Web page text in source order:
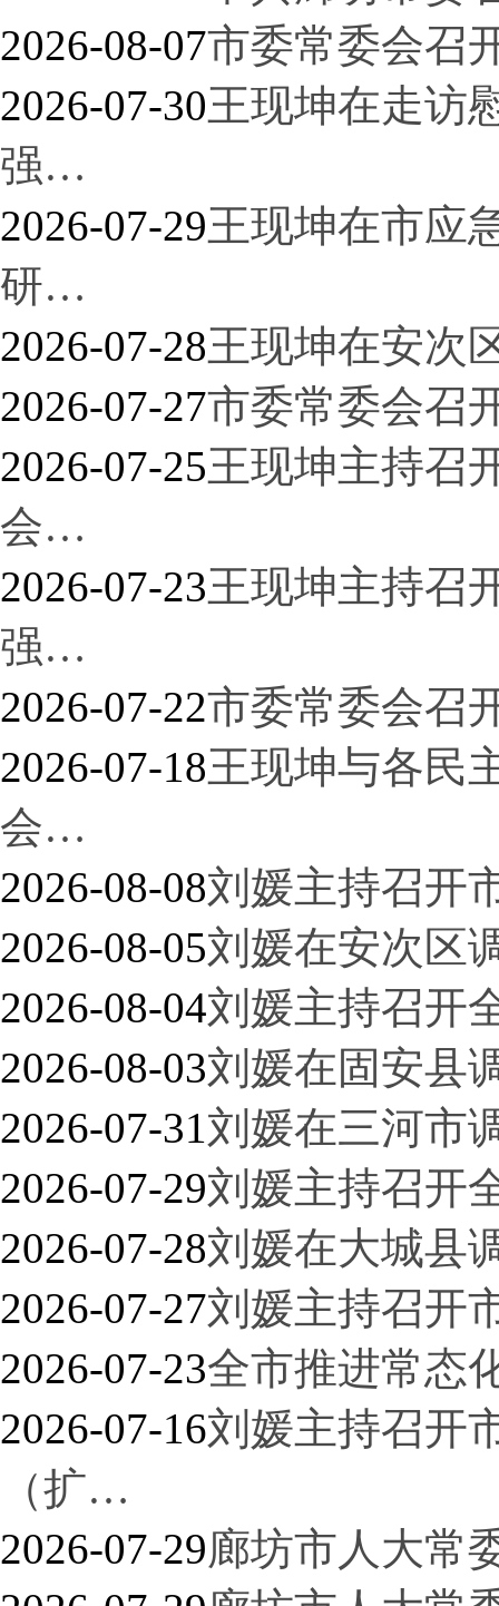
2026-08-07市委常委会召
2026-07-30王现坤在走访
强…
2026-07-29王现坤在市应
研…
2026-07-28王现坤在安次
2026-07-27市委常委会召
2026-07-25王现坤主持召
会…
2026-07-23王现坤主持召
强…
2026-07-22市委常委会召
2026-07-18王现坤与各民
会…
2026-08-08刘媛主持召开
2026-08-05刘媛在安次区
2026-08-04刘媛主持召开
2026-08-03刘媛在固安县
2026-07-31刘媛在三河市
2026-07-29刘媛主持召开
2026-07-28刘媛在大城县
2026-07-27刘媛主持召开
2026-07-23全市推进常态
2026-07-16刘媛主持召开
（扩…
2026-07-29廊坊市人大常